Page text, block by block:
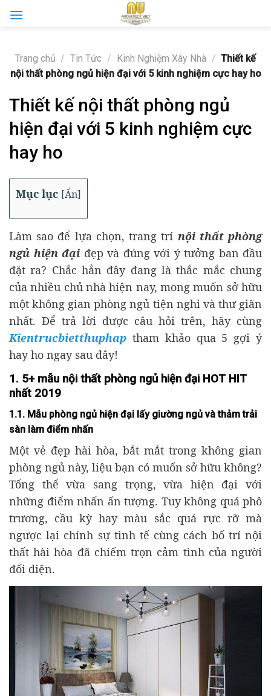
Trang chủ / Tin Tức / Kinh Nghiệm Xây Nhà / Thiết kế
nội thất phòng ngủ hiện đại với 5 kinh nghiệm cực hay ho
Thiết kế nội thất phòng ngủ
hiện đại với 5 kinh nghiệm cực
hay ho
Mục lục [Ẩn]
Làm sao để lựa chọn, trang trí nội thất phòng
ngủ hiện đại đẹp và đúng với ý tưởng ban đầu
đặt ra? Chắc hẳn đây đang là thắc mắc chung
của nhiều chủ nhà hiện nay, mong muốn sở hữu
một không gian phòng ngủ tiện nghi và thư giãn
nhất. Để trả lời được câu hỏi trên, hãy cùng
Kientrucbietthuphap tham khảo qua 5 gợi ý
hay ho ngay sau đây!
1. 5+ mẫu nội thất phòng ngủ hiện đại HOT HIT
nhất 2019
1.1. Mẫu phòng ngủ hiện đại lấy giường ngủ và thảm trải
sàn làm điểm nhấn
Một vẻ đẹp hài hòa, bắt mắt trong không gian
phòng ngủ này, liệu bạn có muốn sở hữu không?
Tổng thể vừa sang trọng, vừa hiện đại với
những điểm nhấn ấn tượng. Tuy không quá phô
trương, cầu kỳ hay màu sắc quá rực rỡ mà
ngược lại chính sự tinh tế cùng cách bố trí nội
thất hài hòa đã chiếm trọn cảm tình của người
đối diện.